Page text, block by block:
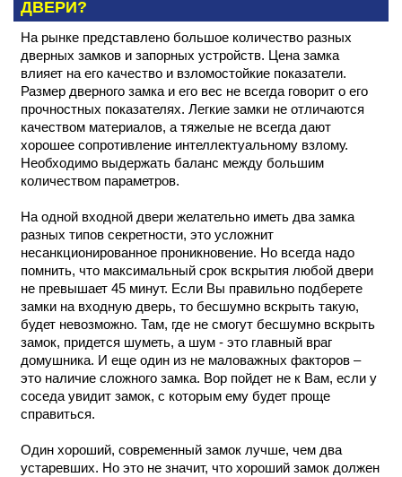
ДВЕРИ?
На рынке представлено большое количество разных
дверных замков и запорных устройств. Цена замка
влияет на его качество и взломостойкие показатели.
Размер дверного замка и его вес не всегда говорит о его
прочностных показателях. Легкие замки не отличаются
качеством материалов, а тяжелые не всегда дают
хорошее сопротивление интеллектуальному взлому.
Необходимо выдержать баланс между большим
количеством параметров.
На одной входной двери желательно иметь два замка
разных типов секретности, это усложнит
несанкционированное проникновение. Но всегда надо
помнить, что максимальный срок вскрытия любой двери
не превышает 45 минут. Если Вы правильно подберете
замки на входную дверь, то бесшумно вскрыть такую,
будет невозможно. Там, где не смогут бесшумно вскрыть
замок, придется шуметь, а шум - это главный враг
домушника. И еще один из не маловажных факторов –
это наличие сложного замка. Вор пойдет не к Вам, если у
соседа увидит замок, с которым ему будет проще
справиться.
Один хороший, современный замок лучше, чем два
устаревших. Но это не значит, что хороший замок должен